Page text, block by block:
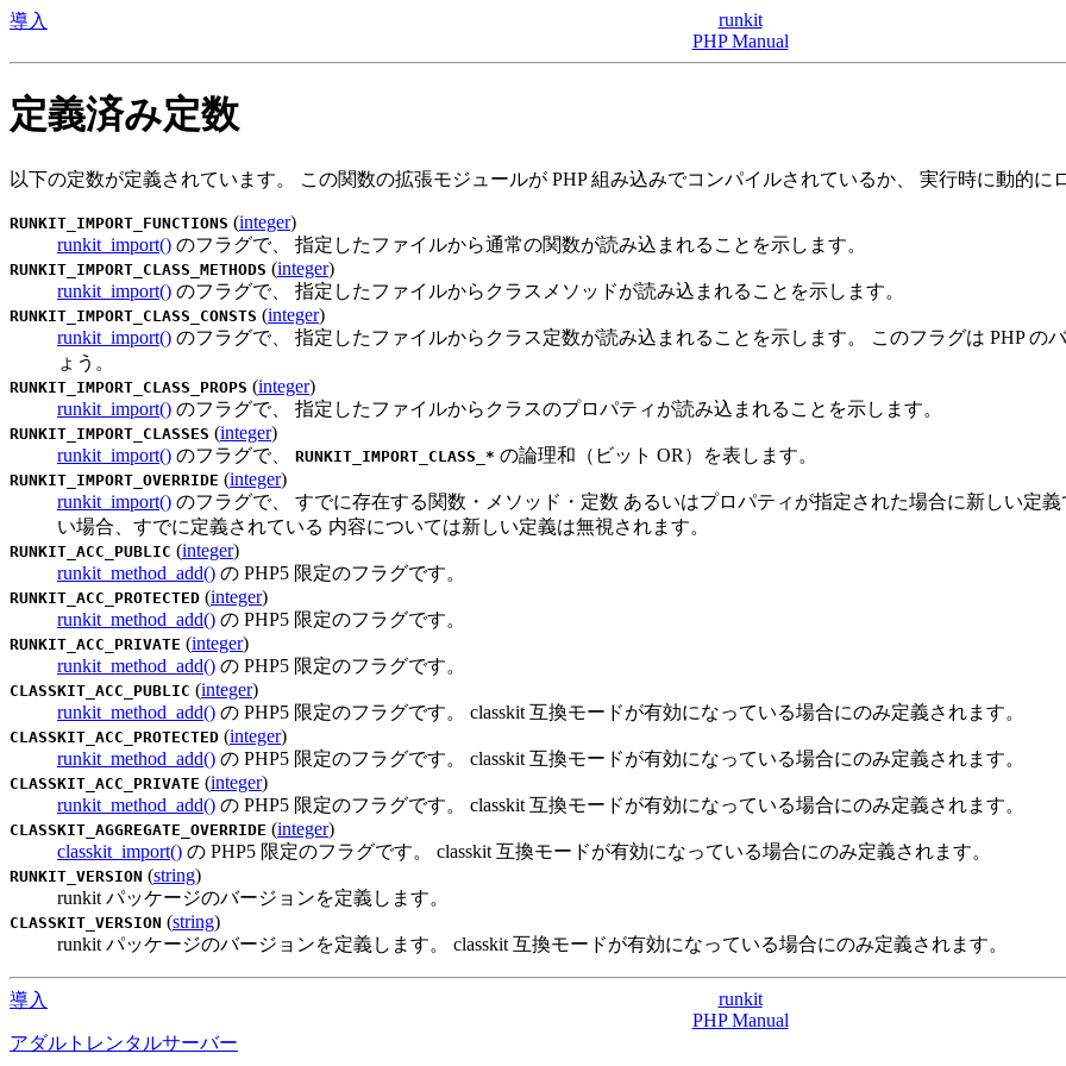
導入
runkit
PHP Manual
定義済み定数
以下の定数が定義されています。 この関数の拡張モジュールが PHP 組み込みでコンパイルされているか、 実行時に動的に
RUNKIT_IMPORT_FUNCTIONS (integer)
runkit_import() のフラグで、 指定したファイルから通常の関数が読み込まれることを示します。
RUNKIT_IMPORT_CLASS_METHODS (integer)
runkit_import() のフラグで、 指定したファイルからクラスメソッドが読み込まれることを示します。
RUNKIT_IMPORT_CLASS_CONSTS (integer)
runkit_import() のフラグで、 指定したファイルからクラス定数が読み込まれることを示します。 このフラグは PHP の
ょう。
RUNKIT_IMPORT_CLASS_PROPS (integer)
runkit_import() のフラグで、 指定したファイルからクラスのプロパティが読み込まれることを示します。
RUNKIT_IMPORT_CLASSES (integer)
runkit_import() のフラグで、 RUNKIT_IMPORT_CLASS_* の論理和（ビット OR）を表します。
RUNKIT_IMPORT_OVERRIDE (integer)
runkit_import() のフラグで、 すでに存在する関数・メソッド・定数 あるいはプロパティが指定された場合に新しい定
い場合、すでに定義されている 内容については新しい定義は無視されます。
RUNKIT_ACC_PUBLIC (integer)
runkit_method_add() の PHP5 限定のフラグです。
RUNKIT_ACC_PROTECTED (integer)
runkit_method_add() の PHP5 限定のフラグです。
RUNKIT_ACC_PRIVATE (integer)
runkit_method_add() の PHP5 限定のフラグです。
CLASSKIT_ACC_PUBLIC (integer)
runkit_method_add() の PHP5 限定のフラグです。 classkit 互換モードが有効になっている場合にのみ定義されます。
CLASSKIT_ACC_PROTECTED (integer)
runkit_method_add() の PHP5 限定のフラグです。 classkit 互換モードが有効になっている場合にのみ定義されます。
CLASSKIT_ACC_PRIVATE (integer)
runkit_method_add() の PHP5 限定のフラグです。 classkit 互換モードが有効になっている場合にのみ定義されます。
CLASSKIT_AGGREGATE_OVERRIDE (integer)
classkit_import() の PHP5 限定のフラグです。 classkit 互換モードが有効になっている場合にのみ定義されます。
RUNKIT_VERSION (string)
runkit パッケージのバージョンを定義します。
CLASSKIT_VERSION (string)
runkit パッケージのバージョンを定義します。 classkit 互換モードが有効になっている場合にのみ定義されます。
導入
runkit
PHP Manual
アダルトレンタルサーバー